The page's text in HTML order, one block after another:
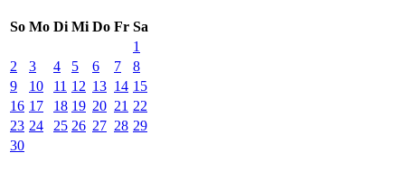
So Mo Di Mi Do Fr Sa
1
2
3 4 5 6 7
8
9
10 11 12 13 14 15
16 17 18 19 20 21 22
23 24 25 26 27 28 29
30